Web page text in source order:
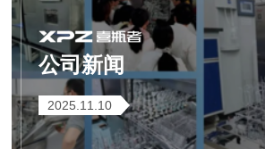
公司新闻
2025.11.10